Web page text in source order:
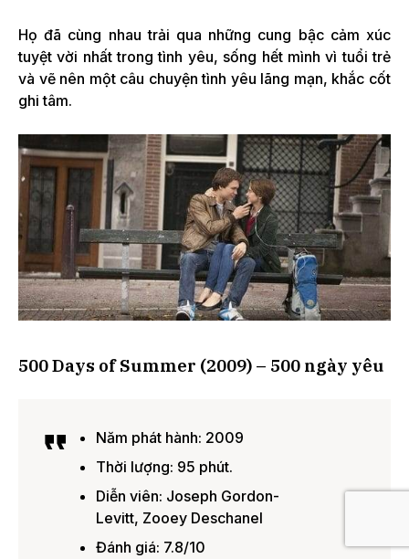
Họ đã cùng nhau trải qua những cung bậc cảm xúc
tuyệt vời nhất trong tình yêu, sống hết mình vì tuổi trẻ
và vẽ nên một câu chuyện tình yêu lãng mạn, khắc cốt
ghi tâm.
500 Days of Summer (2009) – 500 ngày yêu
Năm phát hành: 2009
Thời lượng: 95 phút.
Diễn viên: Joseph Gordon-
Levitt, Zooey Deschanel
Đánh giá: 7.8/10